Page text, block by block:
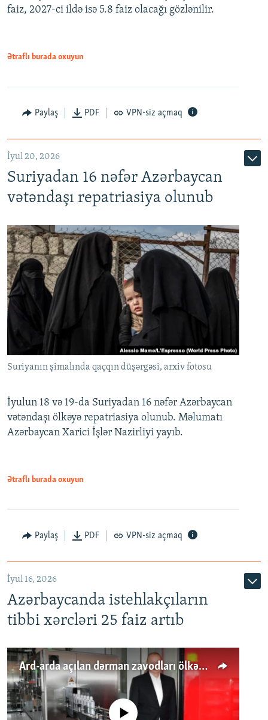
Auto
480p
faiz, 2027-ci ildə isə 5.8 faiz olacağı gözlənilir.
Ətraflı burada oxuyun
Paylaş PDF VPN-siz açmaq
İyul 20, 2026
Suriyadan 16 nəfər Azərbaycan
vətəndaşı repatriasiya olunub
Suriyanın şimalında qaçqın düşərgəsi, arxiv fotosu
İyulun 18 və 19-da Suriyadan 16 nəfər Azərbaycan
vətəndaşı ölkəyə repatriasiya olunub. Məlumatı
Azərbaycan Xarici İşlər Nazirliyi yayıb.
Ətraflı burada oxuyun
Paylaş PDF VPN-siz açmaq
İyul 16, 2026
Azərbaycanda istehlakçıların
tibbi xərcləri 25 faiz artıb
Ard-arda açılan dərman zavodları ölkənin tələbatını ödəyirmi?
No media source currently available